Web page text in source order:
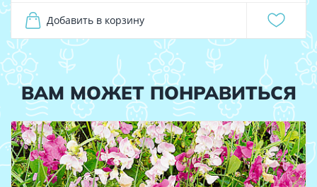
Добавить в корзину
ВАМ МОЖЕТ ПОНРАВИТЬСЯ